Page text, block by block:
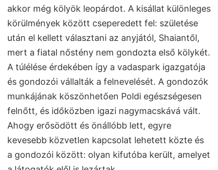
akkor még kölyök leopárdot. A kisállat különleges
körülmények között cseperedett fel: születése
után el kellett választani az anyjától, Shaiantől,
mert a fiatal nőstény nem gondozta első kölykét.
A túlélése érdekében így a vadaspark igazgatója
és gondozói vállalták a felnevelését. A gondozók
munkájának köszönhetően Poldi egészségesen
felnőtt, és időközben igazi nagymacskává vált.
Ahogy erősödött és önállóbb lett, egyre
kevesebb közvetlen kapcsolat lehetett közte és
a gondozói között: olyan kifutóba került, amelyet